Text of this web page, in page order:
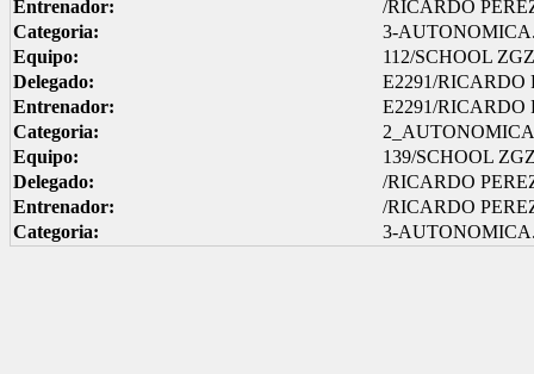
Entrenador:
/RICARDO
Categoria:
3-
Equipo:
112/SCHOOL
Delegado:
E2291/RICARDO
Entrenador:
E2291/RICARDO
Categoria:
2_AUTONOMICA
Equipo:
139/SCHOOL
Delegado:
/RICARDO
Entrenador:
/RICARDO
Categoria:
3-